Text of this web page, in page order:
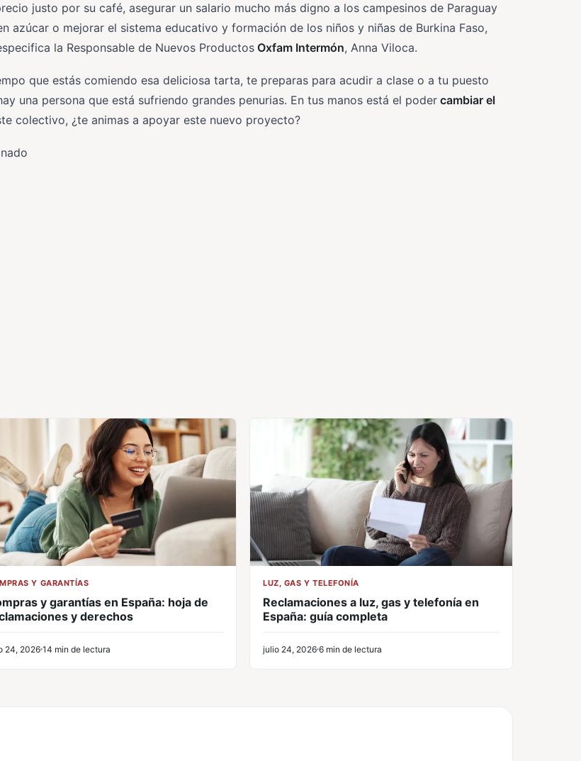
justo por su café, asegurar un salario mucho más digno a los campesinos de Paraguay
azúcar o mejorar el sistema educativo y formación de los niños y niñas de Burkina Faso,
la Responsable de Nuevos Productos Oxfam Intermón, Anna Viloca.
que estás comiendo esa deliciosa tarta, te preparas para acudir a clase o a tu puesto
una persona que está sufriendo grandes penurias. En tus manos está el poder cambiar el
colectivo, ¿te animas a apoyar este nuevo proyecto?
Y GARANTÍAS
y garantías en España: hoja de
y derechos
24, 2026 14 min de lectura
LUZ, GAS Y TELEFONÍA
Reclamaciones a luz, gas y telefonía en
España: guía completa
julio 24, 2026 6 min de lectura